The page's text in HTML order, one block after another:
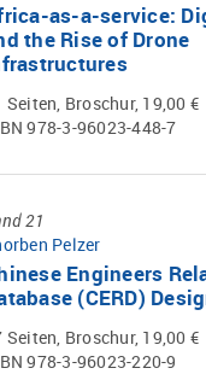
as-a-service:
the Rise of Drone
Seiten, Broschur, 19,00 €
978-3-96023-448-7
21
Pelzer
Engineers
(CERD)
Seiten, Broschur, 19,00 €
978-3-96023-220-9